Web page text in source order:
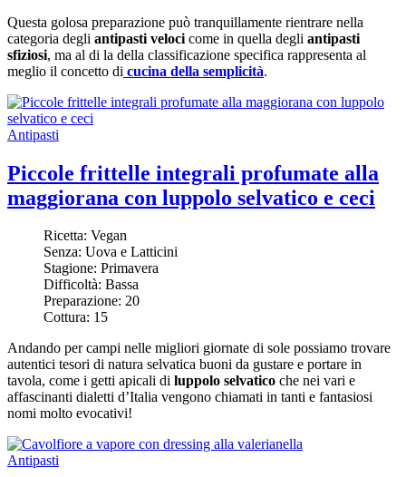
Questa golosa preparazione può tranquillamente rientrare nella
categoria degli antipasti veloci come in quella degli antipasti
sfiziosi, ma al di la della classificazione specifica rappresenta al
meglio il concetto di cucina della semplicità.
Antipasti
Piccole frittelle integrali profumate alla
maggiorana con luppolo selvatico e ceci
Ricetta: Vegan
Senza: Uova e Latticini
Stagione: Primavera
Difficoltà: Bassa
Preparazione: 20
Cottura: 15
Andando per campi nelle migliori giornate di sole possiamo trovare
autentici tesori di natura selvatica buoni da gustare e portare in
tavola, come i getti apicali di luppolo selvatico che nei vari e
affascinanti dialetti d’Italia vengono chiamati in tanti e fantasiosi
nomi molto evocativi!
Antipasti